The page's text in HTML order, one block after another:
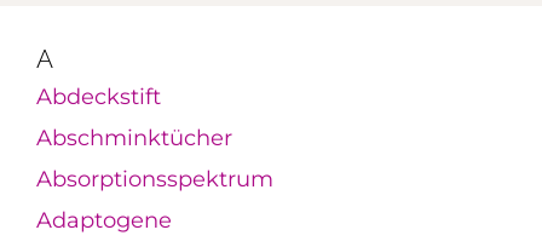
A
Abdeckstift
Abschminktücher
Absorptionsspektrum
Adaptogene